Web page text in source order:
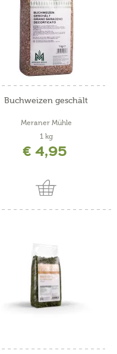
Buchweizen geschält
Meraner Mühle
1 kg
€ 4,95